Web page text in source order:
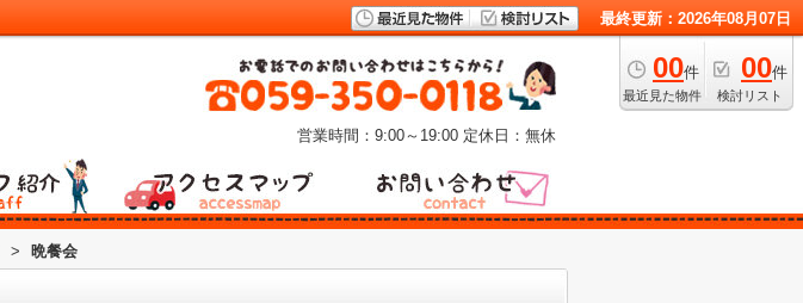
最終更新：2026年08月07日
00件
最近見た物件
00件
検討リスト
営業時間：9:00～19:00 定休日：無休
> 晩餐会